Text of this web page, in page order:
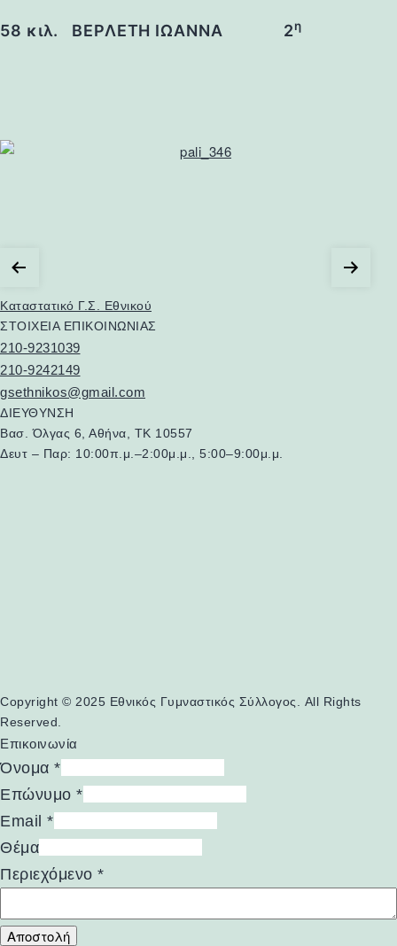
58 κιλ. ΒΕΡΛΕΤΗ ΙΩΑΝΝΑ 2η
Πλοήγηση
άρθρων
Καταστατικό Γ.Σ. Εθνικού
ΣΤΟΙΧΕΙΑ ΕΠΙΚΟΙΝΩΝΙΑΣ
210-9231039
210-9242149
gsethnikos@gmail.com
ΔΙΕΥΘΥΝΣΗ
Βασ. Όλγας 6, Αθήνα, ΤΚ 10557
Δευτ – Παρ: 10:00π.μ.–2:00μ.μ., 5:00–9:00μ.μ.
Copyright © 2025 Εθνικός Γυμναστικός Σύλλογος. All Rights
Reserved.
Επικοινωνία
Όνομα *
Επώνυμο *
Email *
Θέμα
Περιεχόμενο *
Αποστολή